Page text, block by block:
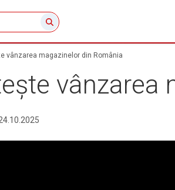
vânzarea magazinelor din România
vânzarea